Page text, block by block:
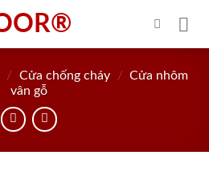
/ Cửa chống cháy / Cửa nhôm
vân gỗ